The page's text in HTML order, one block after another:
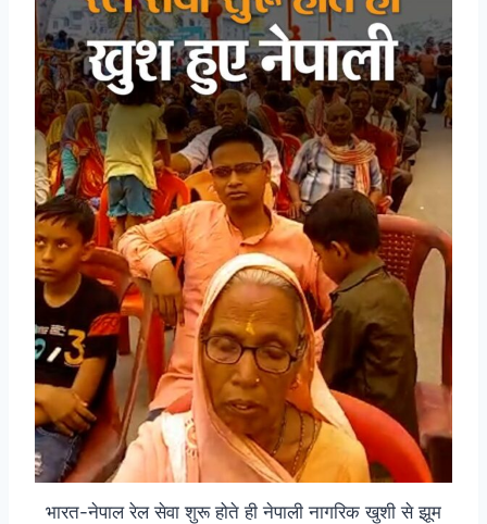
भारत-नेपाल रेल सेवा शुरू होते ही नेपाली नागरिक खुशी से झूम